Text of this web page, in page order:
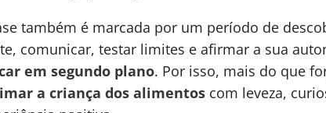
também é marcada por um período de
comunicar, testar limites e afirmar a sua
em segundo plano. Por isso, mais do que
a criança dos alimentos com leveza,